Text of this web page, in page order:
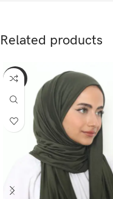
Related products
-69%